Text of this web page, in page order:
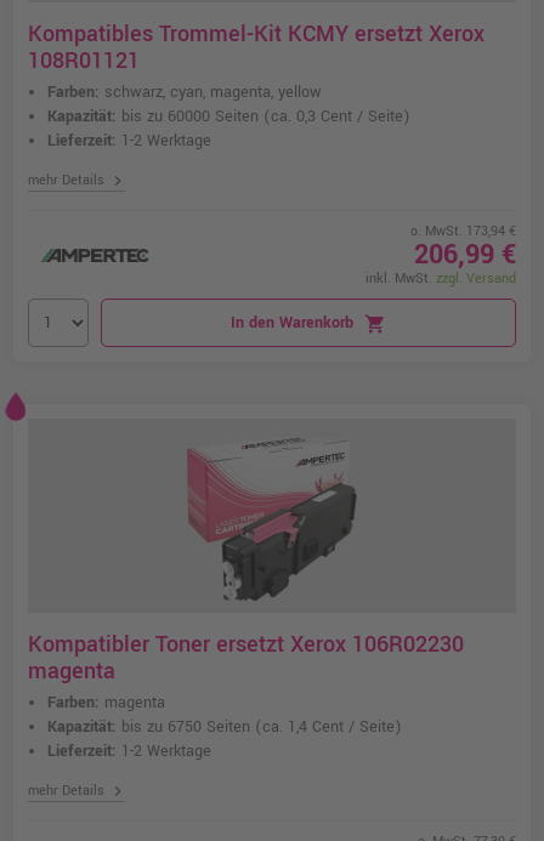
Kompatibles Trommel-Kit KCMY ersetzt Xerox
108R01121
Farben: schwarz, cyan, magenta, yellow
Kapazität: bis zu 60000 Seiten (ca. 0,3 Cent / Seite)
Lieferzeit: 1-2 Werktage
mehr Details chevron_right
o. MwSt. 173,94 €
206,99 €
inkl. MwSt. zzgl. Versand
In den Warenkorb shopping_cart
Kompatibler Toner ersetzt Xerox 106R02230
magenta
Farben: magenta
Kapazität: bis zu 6750 Seiten (ca. 1,4 Cent / Seite)
Lieferzeit: 1-2 Werktage
mehr Details chevron_right